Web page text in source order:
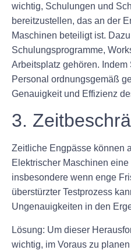
wichtig, Schulungen und
bereitzustellen, das an der
Maschinen beteiligt ist.
Schulungsprogramme,
Arbeitsplatz gehören.
Personal ordnungsgemäß
Genauigkeit und Effizienz
3.
Zeitliche Engpässe können
Elektrischer Maschinen
insbesondere wenn enge
überstürzter Testprozess
Ungenauigkeiten in den
Lösung: Um dieser
wichtig, im Voraus zu